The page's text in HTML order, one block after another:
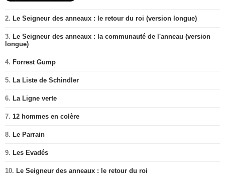
2. Le Seigneur des anneaux : le retour du roi (version longue)
3. Le Seigneur des anneaux : la communauté de l'anneau (version
longue)
4. Forrest Gump
5. La Liste de Schindler
6. La Ligne verte
7. 12 hommes en colère
8. Le Parrain
9. Les Evadés
10. Le Seigneur des anneaux : le retour du roi